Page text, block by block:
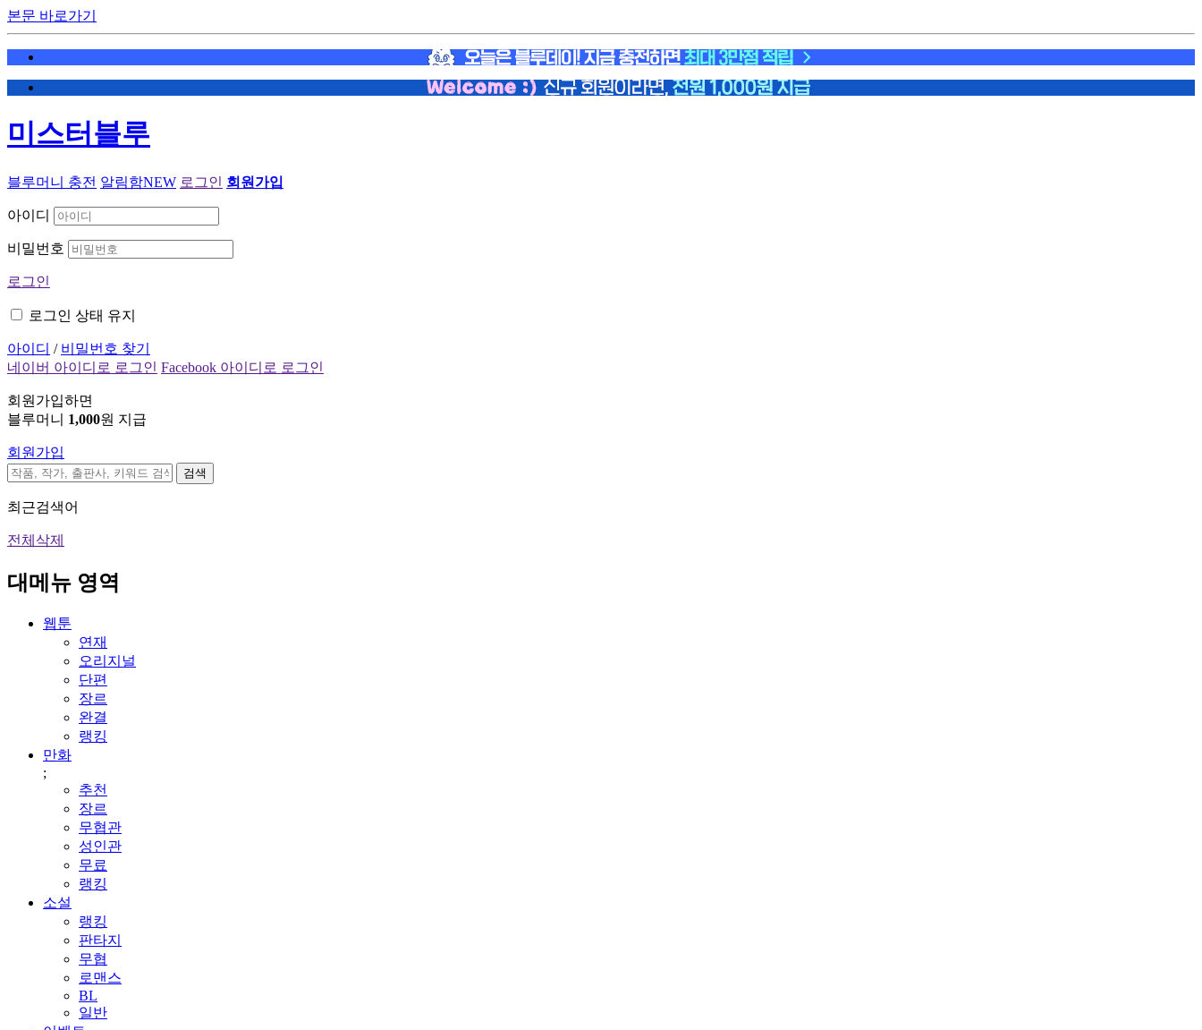
본문 바로가기
미스터블루
블루머니 충전 알림함NEW 로그인 회원가입
아이디
비밀번호
로그인
로그인 상태 유지
아이디 / 비밀번호 찾기
네이버 아이디로 로그인 Facebook 아이디로 로그인
회원가입하면
블루머니 1,000원 지급
회원가입
검색
최근검색어
전체삭제
대메뉴 영역
웹툰
연재
오리지널
단편
장르
완결
랭킹
만화
;
추천
장르
무협관
성인관
무료
랭킹
소설
랭킹
판타지
무협
로맨스
BL
일반